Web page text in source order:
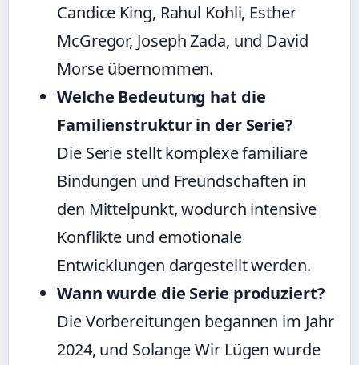
Candice King, Rahul Kohli, Esther
McGregor, Joseph Zada, und David
Morse übernommen.
Welche Bedeutung hat die
Familienstruktur in der Serie?
Die Serie stellt komplexe familiäre
Bindungen und Freundschaften in
den Mittelpunkt, wodurch intensive
Konflikte und emotionale
Entwicklungen dargestellt werden.
Wann wurde die Serie produziert?
Die Vorbereitungen begannen im Jahr
2024, und Solange Wir Lügen wurde